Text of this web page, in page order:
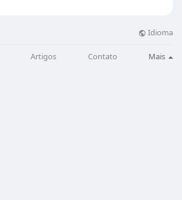
Idioma
Artigos Contato Mais